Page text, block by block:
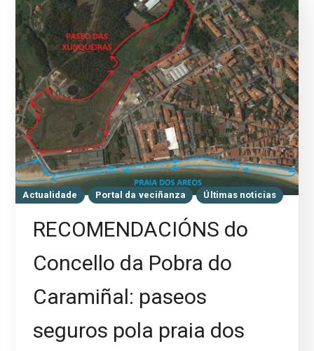
Actualidade Portal da veciñanza Últimas noticias
RECOMENDACIÓNS do
Concello da Pobra do
Caramiñal: paseos
seguros pola praia dos